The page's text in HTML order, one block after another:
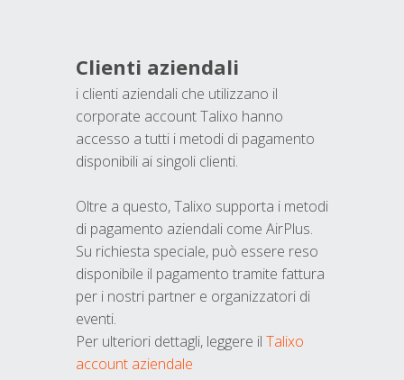
Clienti aziendali
i clienti aziendali che utilizzano il
corporate account Talixo hanno
accesso a tutti i metodi di pagamento
disponibili ai singoli clienti.
Oltre a questo, Talixo supporta i metodi
di pagamento aziendali come AirPlus.
Su richiesta speciale, può essere reso
disponibile il pagamento tramite fattura
per i nostri partner e organizzatori di
eventi.
Per ulteriori dettagli, leggere il Talixo
account aziendale